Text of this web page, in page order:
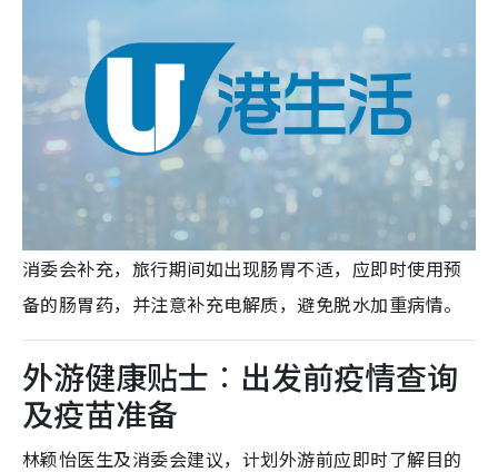
消委会补充，旅行期间如出现肠胃不适，应即时使用预
备的肠胃药，并注意补充电解质，避免脱水加重病情。
外游健康贴士︰出发前疫情查询
及疫苗准备
林颖怡医生及消委会建议，计划外游前应即时了解目的